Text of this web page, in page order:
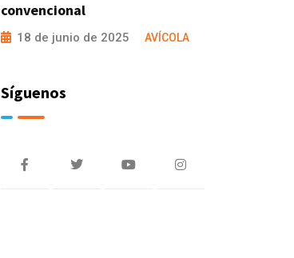
convencional
18 de junio de 2025 AVÍCOLA
Síguenos